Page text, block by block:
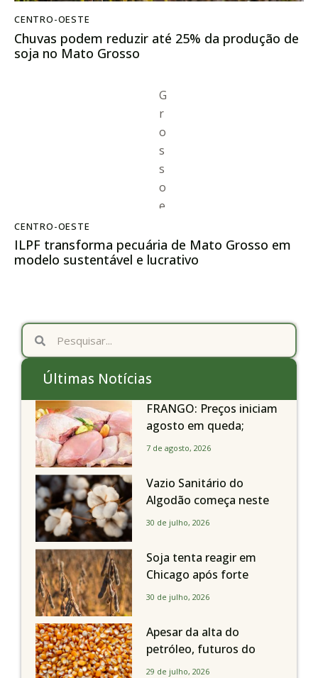
CENTRO-OESTE
Chuvas podem reduzir até 25% da produção de
soja no Mato Grosso
CENTRO-OESTE
ILPF transforma pecuária de Mato Grosso em
modelo sustentável e lucrativo
Últimas Notícias
FRANGO: Preços iniciam
agosto em queda;
exportações avançam
7 de agosto, 2026
Vazio Sanitário do
Algodão começa neste
sábado, dia 1º de agosto,
Paulo
30 de julho, 2026
Soja tenta reagir em
Chicago após forte
liquidação; portos
de R$ 150/sc
30 de julho, 2026
Apesar da alta do
petróleo, futuros do
milho recuam em
29 de julho, 2026